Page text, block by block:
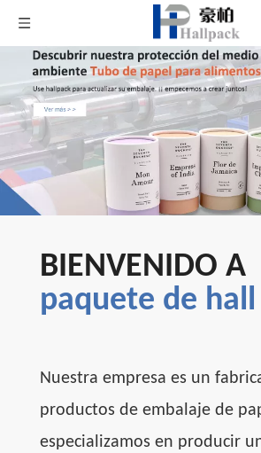
BIENVENIDO A
paquete de hall
Nuestra empresa es un
productos de embalaje de
especializamos en producir